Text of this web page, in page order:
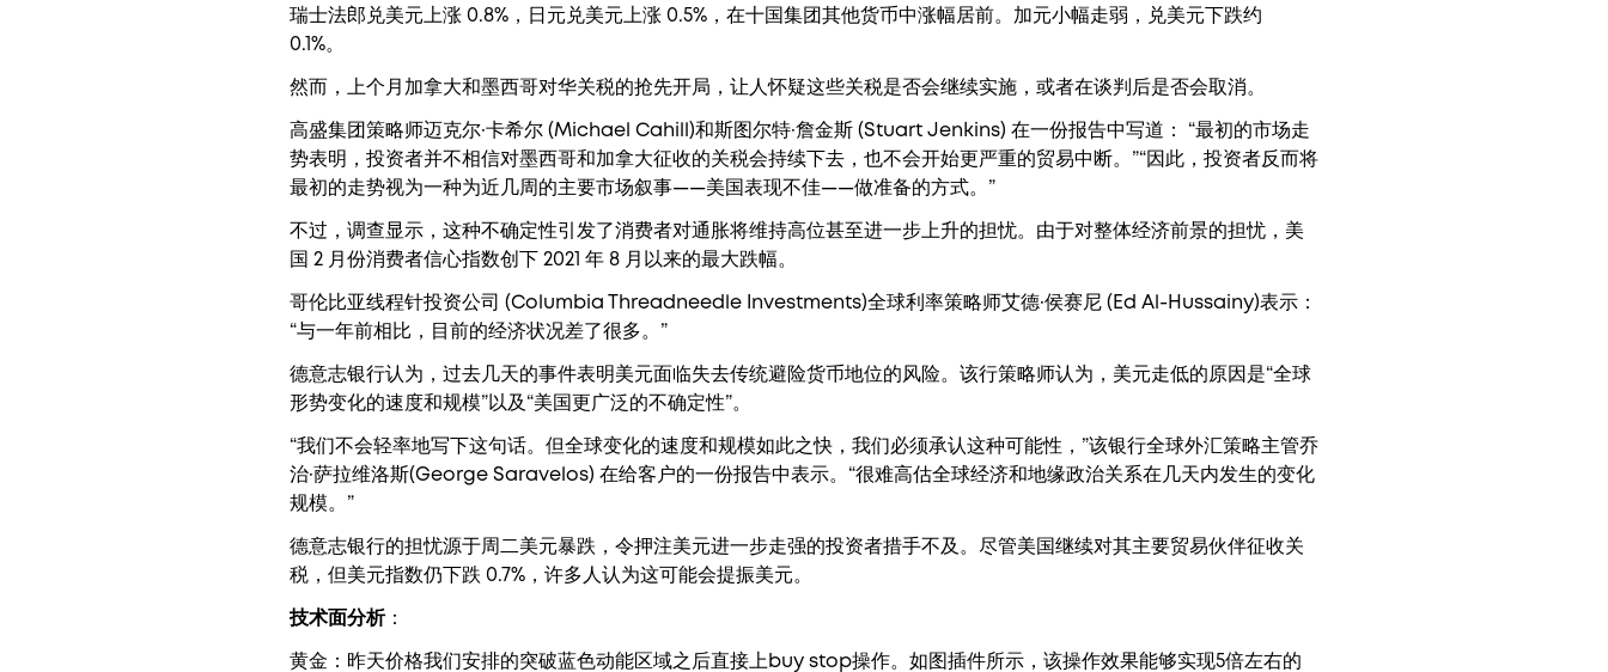
瑞士法郎兑美元上涨 0.8%，日元兑美元上涨 0.5%，在十国集团其他货币中涨幅居前。加元小幅走弱，兑美元下跌约
0.1%。
然而，上个月加拿大和墨西哥对华关税的抢先开局，让人怀疑这些关税是否会继续实施，或者在谈判后是否会取消。
高盛集团策略师迈克尔·卡希尔 (Michael Cahill)和斯图尔特·詹金斯 (Stuart Jenkins) 在一份报告中写道： “最初的市场走
势表明，投资者并不相信对墨西哥和加拿大征收的关税会持续下去，也不会开始更严重的贸易中断。”“因此，投资者反而将
最初的走势视为一种为近几周的主要市场叙事——美国表现不佳——做准备的方式。”
不过，调查显示，这种不确定性引发了消费者对通胀将维持高位甚至进一步上升的担忧。由于对整体经济前景的担忧，美
国 2 月份消费者信心指数创下 2021 年 8 月以来的最大跌幅。
哥伦比亚线程针投资公司 (Columbia Threadneedle Investments)全球利率策略师艾德·侯赛尼 (Ed Al-Hussainy)表示：
“与一年前相比，目前的经济状况差了很多。”
德意志银行认为，过去几天的事件表明美元面临失去传统避险货币地位的风险。该行策略师认为，美元走低的原因是“全球
形势变化的速度和规模”以及“美国更广泛的不确定性”。
“我们不会轻率地写下这句话。但全球变化的速度和规模如此之快，我们必须承认这种可能性，”该银行全球外汇策略主管乔
治·萨拉维洛斯(George Saravelos) 在给客户的一份报告中表示。“很难高估全球经济和地缘政治关系在几天内发生的变化
规模。”
德意志银行的担忧源于周二美元暴跌，令押注美元进一步走强的投资者措手不及。尽管美国继续对其主要贸易伙伴征收关
税，但美元指数仍下跌 0.7%，许多人认为这可能会提振美元。
技术面分析：
黄金：昨天价格我们安排的突破蓝色动能区域之后直接上buy stop操作。如图插件所示，该操作效果能够实现5倍左右的